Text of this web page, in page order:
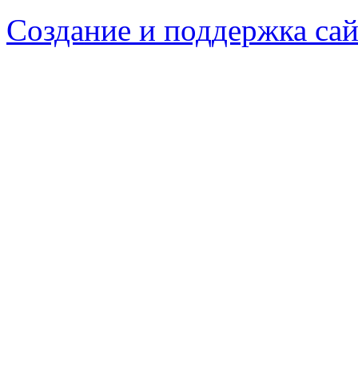
Создание и поддержка